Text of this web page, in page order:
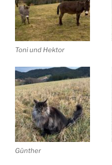
Toni und Hektor
Günther